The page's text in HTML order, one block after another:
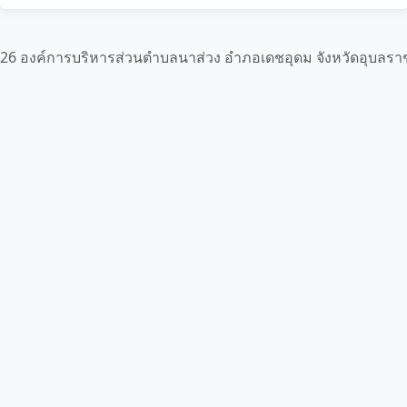
องค์การบริหารส่วนตำบลนาส่วง อำภอเดชอุดม จังหวัดอุบลร